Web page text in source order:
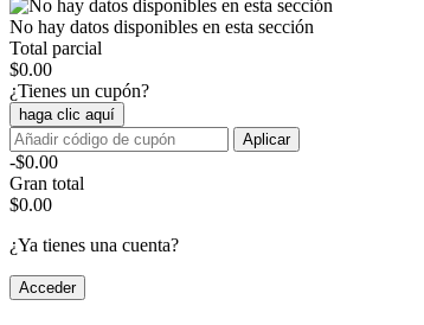
No hay datos disponibles en esta sección
Total parcial
$0.00
¿Tienes un cupón?
haga clic aquí
Aplicar
-$0.00
Gran total
$0.00
¿Ya tienes una cuenta?
Acceder